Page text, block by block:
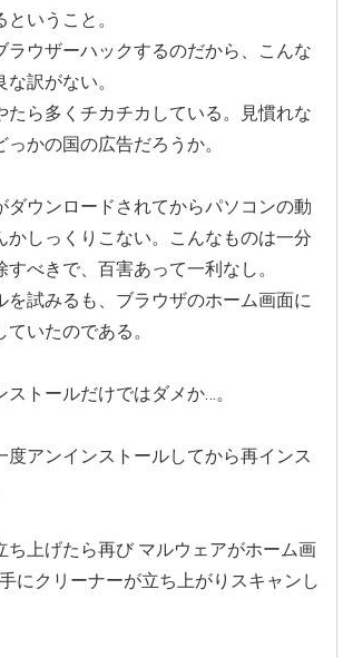
ということ。
ラウザーハックするのだから、こんな
訳がない。
ら多くチカチカしている。
見慣れな
かの国の広告だろうか。
ダウンロードされてからパソコンの動
かしっくりこない。こんなものは一分
べきで、百害あって一利なし。
試みるも、 ブラウザのホーム画面に
いたのである。
ストールだけではダメか…。
度アンインストールしてから再インス
ち上げたら再び マルウェアがホーム画
にクリーナーが立ち上がりスキャンし